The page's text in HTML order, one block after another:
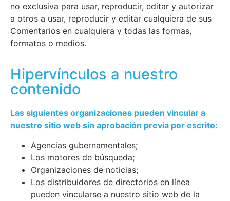
no exclusiva para usar, reproducir, editar y autorizar
a otros a usar, reproducir y editar cualquiera de sus
Comentarios en cualquiera y todas las formas,
formatos o medios.
Hipervínculos a nuestro
contenido
Las siguientes organizaciones pueden vincular a
nuestro sitio web sin aprobación previa por escrito:
Agencias gubernamentales;
Los motores de búsqueda;
Organizaciones de noticias;
Los distribuidores de directorios en línea
pueden vincularse a nuestro sitio web de la